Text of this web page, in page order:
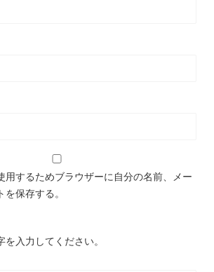
用するためブラウザーに自分の名前、メー
保存する。
を入力してください。